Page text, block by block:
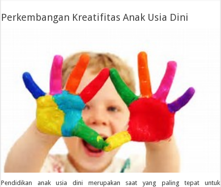
Perkembangan Kreatifitas Anak Usia Dini
Pendidikan anak usia dini merupakan saat yang paling tepat untuk